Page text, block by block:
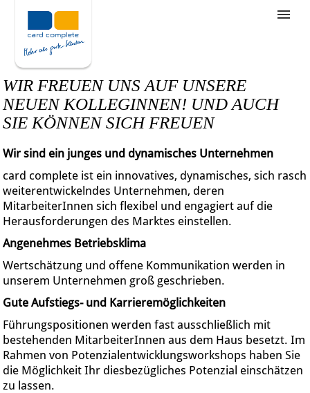
Stellenangebote
Unternehmensziele
Was wir bieten
Wie bewerbe ich mich
WIR FREUEN UNS AUF UNSERE
NEUEN KOLLEGINNEN! UND AUCH
SIE KÖNNEN SICH FREUEN
Wir sind ein junges und dynamisches Unternehmen
card complete ist ein innovatives, dynamisches, sich rasch
weiterentwickelndes Unternehmen, deren
MitarbeiterInnen sich flexibel und engagiert auf die
Herausforderungen des Marktes einstellen.
Angenehmes Betriebsklima
Wertschätzung und offene Kommunikation werden in
unserem Unternehmen groß geschrieben.
Gute Aufstiegs- und Karrieremöglichkeiten
Führungspositionen werden fast ausschließlich mit
bestehenden MitarbeiterInnen aus dem Haus besetzt. Im
Rahmen von Potenzialentwicklungsworkshops haben Sie
die Möglichkeit Ihr diesbezügliches Potenzial einschätzen
zu lassen.